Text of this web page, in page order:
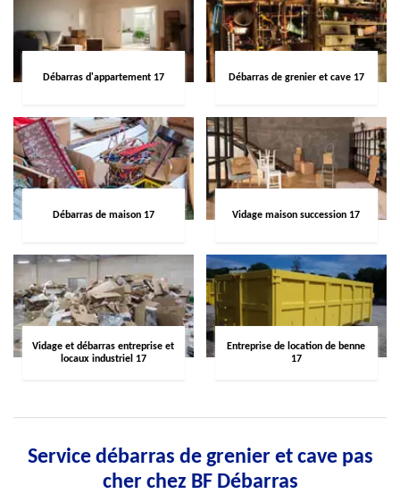
Débarras d'appartement 17 Débarras de grenier et cave 17
Débarras de maison 17 Vidage maison succession 17
Vidage et débarras entreprise et
locaux industriel 17
Entreprise de location de benne
17
Service débarras de grenier et cave pas
cher chez BF Débarras